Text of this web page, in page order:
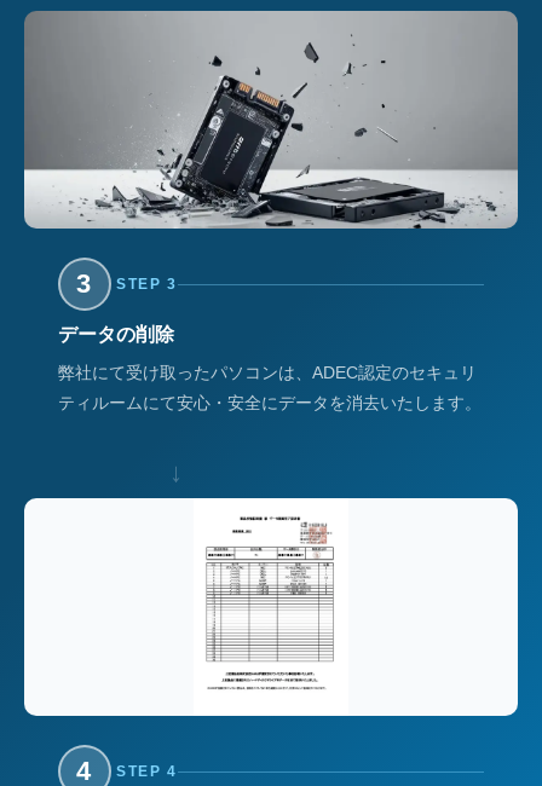
3 STEP 3
データの削除
弊社にて受け取ったパソコンは、ADEC認定のセキュリ
ティルームにて安心・安全にデータを消去いたします。
↓
4 STEP 4